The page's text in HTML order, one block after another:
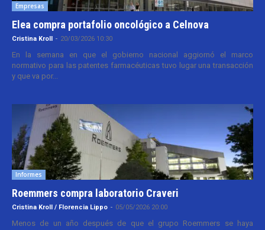
Empresas
Elea compra portafolio oncológico a Celnova
Cristina Kroll - 20/03/2026 10:30
En la semana en que el gobierno nacional aggiornó el marco
normativo para las patentes farmacéuticas tuvo lugar una transacción
y que va por...
Informes
Roemmers compra laboratorio Craveri
Cristina Kroll / Florencia Lippo - 05/05/2026 20:00
Menos de un año después de que el grupo Roemmers se haya